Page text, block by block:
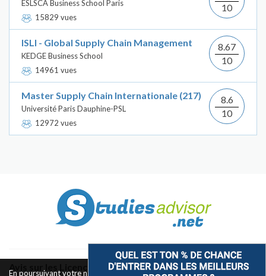
ESLSCA Business School Paris
15829 vues
10
ISLI - Global Supply Chain Management
KEDGE Business School
14961 vues
8.67
10
Master Supply Chain Internationale (217)
Université Paris Dauphine-PSL
12972 vues
8.6
10
Avis sur les Licences & Bachelors
En poursuivant votre navigation sur ce site, vous acceptez